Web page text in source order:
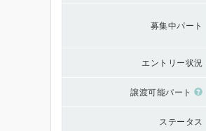
募集中パート
エントリー状況
譲渡可能パート
ステータス